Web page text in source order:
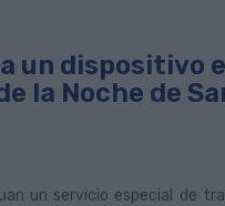
un dispositivo
la Noche de
un servicio especial de